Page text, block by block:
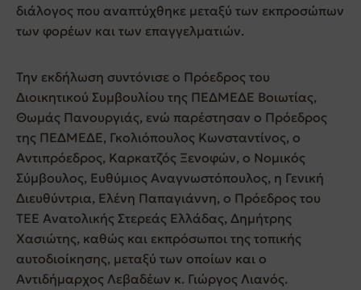
διάλογος που αναπτύχθηκε μεταξύ των εκπροσώπων
των φορέων και των επαγγελματιών.
Την εκδήλωση συντόνισε ο Πρόεδρος του
Διοικητικού Συμβουλίου της ΠΕΔΜΕΔΕ Βοιωτίας,
Θωμάς Πανουργιάς, ενώ παρέστησαν ο Πρόεδρος
της ΠΕΔΜΕΔΕ, Γκολιόπουλος Κωνσταντίνος, ο
Αντιπρόεδρος, Καρκατζός Ξενοφών, ο Νομικός
Σύμβουλος, Ευθύμιος Αναγνωστόπουλος, η Γενική
Διευθύντρια, Ελένη Παπαγιάννη, ο Πρόεδρος του
ΤΕΕ Ανατολικής Στερεάς Ελλάδας, Δημήτρης
Χασιώτης, καθώς και εκπρόσωποι της τοπικής
αυτοδιοίκησης, μεταξύ των οποίων και ο
Αντιδήμαρχος Λεβαδέων κ. Γιώργος Λιανός.